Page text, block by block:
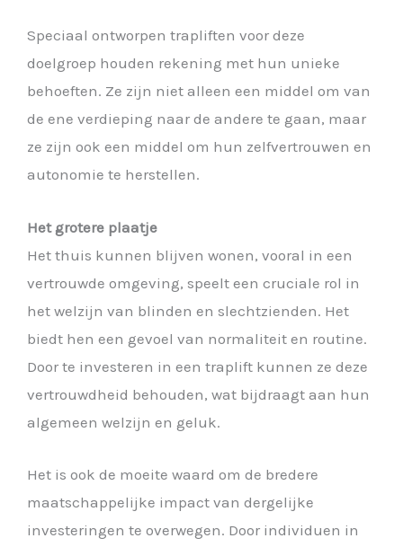
Speciaal ontworpen trapliften voor deze
doelgroep houden rekening met hun unieke
behoeften. Ze zijn niet alleen een middel om van
de ene verdieping naar de andere te gaan, maar
ze zijn ook een middel om hun zelfvertrouwen en
autonomie te herstellen.
Het grotere plaatje
Het thuis kunnen blijven wonen, vooral in een
vertrouwde omgeving, speelt een cruciale rol in
het welzijn van blinden en slechtzienden. Het
biedt hen een gevoel van normaliteit en routine.
Door te investeren in een traplift kunnen ze deze
vertrouwdheid behouden, wat bijdraagt aan hun
algemeen welzijn en geluk.
Het is ook de moeite waard om de bredere
maatschappelijke impact van dergelijke
investeringen te overwegen. Door individuen in